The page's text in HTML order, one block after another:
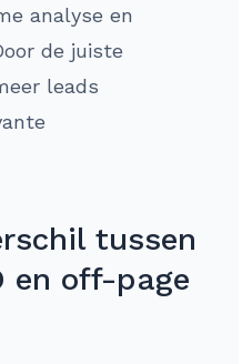
analyse en
de juiste
leads
tussen
en off-page